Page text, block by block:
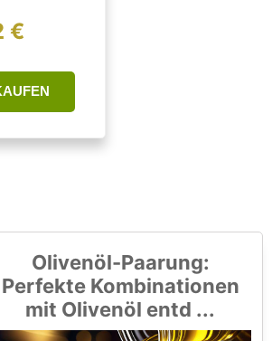
€
Olivenöl-Paarung:
Perfekte Kombinationen
mit Olivenöl entd ...